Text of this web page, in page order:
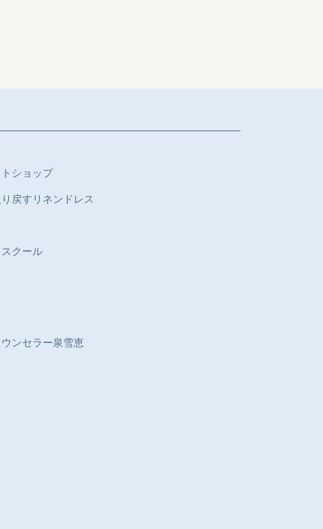
ショップ
戻すリネンドレス
クール
ンセラー泉雪恵